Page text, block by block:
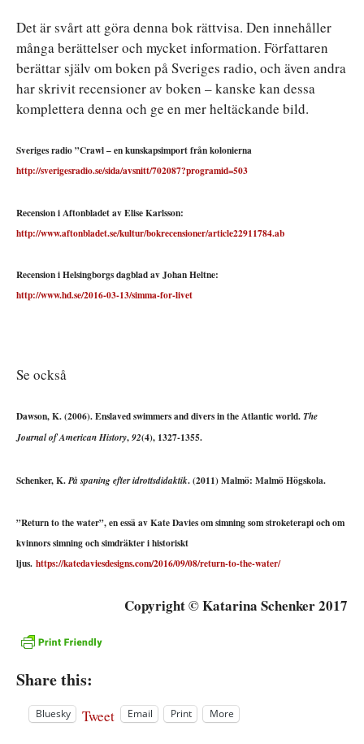
Det är svårt att göra denna bok rättvisa. Den innehåller
många berättelser och mycket information. Författaren
berättar själv om boken på Sveriges radio, och även andra
har skrivit recensioner av boken – kanske kan dessa
komplettera denna och ge en mer heltäckande bild.
Sveriges radio ”Crawl – en kunskapsimport från kolonierna
http://sverigesradio.se/sida/avsnitt/702087?programid=503
Recension i Aftonbladet av Elise Karlsson:
http://www.aftonbladet.se/kultur/bokrecensioner/article22911784.ab
Recension i Helsingborgs dagblad av Johan Heltne:
http://www.hd.se/2016-03-13/simma-for-livet
Se också
Dawson, K. (2006). Enslaved swimmers and divers in the Atlantic world.The
Journal of American History,92(4), 1327-1355.
Schenker, K.På spaning efter idrottsdidaktik. (2011) Malmö: Malmö Högskola.
”Return to the water”, en essä av Kate Davies om simning som stroketerapi och om
kvinnors simning och simdräkter i historiskt
ljus. https://katedaviesdesigns.com/2016/09/08/return-to-the-water/
Copyright © Katarina Schenker 2017
Share this:
Bluesky Tweet Email Print More